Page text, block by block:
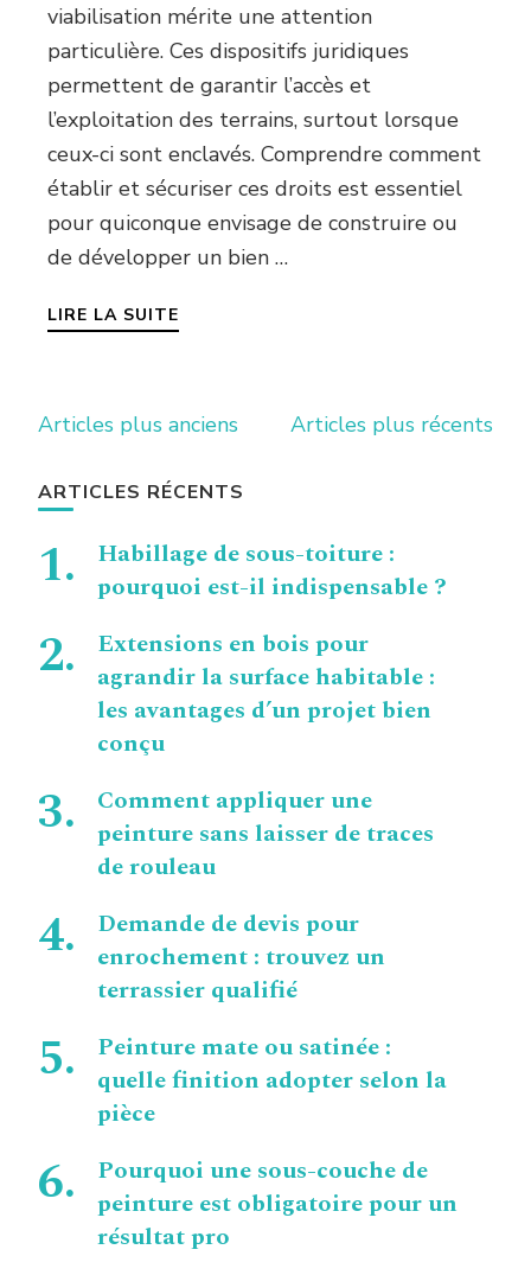
viabilisation mérite une attention
particulière. Ces dispositifs juridiques
permettent de garantir l’accès et
l’exploitation des terrains, surtout lorsque
ceux-ci sont enclavés. Comprendre comment
établir et sécuriser ces droits est essentiel
pour quiconque envisage de construire ou
de développer un bien …
LIRE LA SUITE
Navigation
articles
Articles plus anciens Articles plus récents
ARTICLES RÉCENTS
Habillage de sous-toiture :
pourquoi est-il indispensable ?
Extensions en bois pour
agrandir la surface habitable :
les avantages d’un projet bien
conçu
Comment appliquer une
peinture sans laisser de traces
de rouleau
Demande de devis pour
enrochement : trouvez un
terrassier qualifié
Peinture mate ou satinée :
quelle finition adopter selon la
pièce
Pourquoi une sous-couche de
peinture est obligatoire pour un
résultat pro